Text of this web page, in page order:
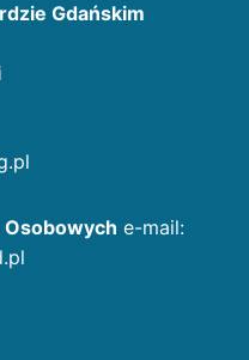
Gdańskim
e-mail: